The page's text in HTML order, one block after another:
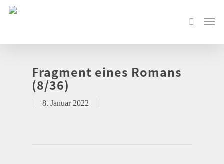
Fragment eines Romans
(8/36)
8. Januar 2022